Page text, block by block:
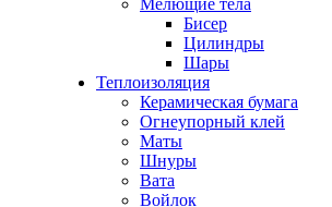
Мелющие тела
Бисер
Цилиндры
Шары
Теплоизоляция
Керамическая бумага
Огнеупорный клей
Маты
Шнуры
Вата
Войлок